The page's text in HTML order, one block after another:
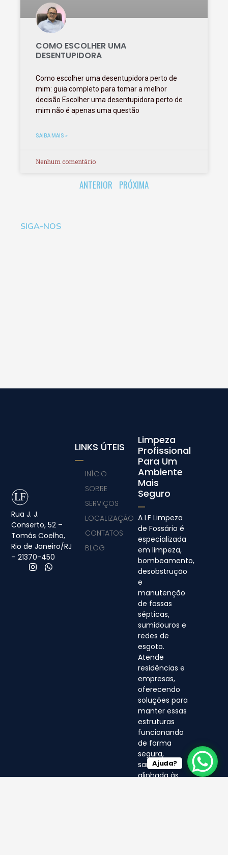
COMO ESCOLHER UMA
DESENTUPIDORA
Como escolher uma desentupidora perto de
mim: guia completo para tomar a melhor
decisão Escolher uma desentupidora perto de
mim não é apenas uma questão
SAIBA MAIS »
Nenhum comentário
ANTERIOR PRÓXIMA
SIGA-NOS
Rua J. J.
Conserto, 52 –
Tomás Coelho,
Rio de Janeiro/RJ
– 21370-450
Limpeza
Profissional
Para Um
Ambiente
Mais
Seguro
A LF Limpeza
de Fossário é
especializada
em limpeza,
bombeamento,
desobstrução
e
manutenção
de fossas
sépticas,
sumidouros e
redes de
esgoto.
Atende
residências e
empresas,
oferecendo
soluções para
manter essas
estruturas
funcionando
de forma
segura,
sanitária e
alinhada às
LINKS ÚTEIS
INÍCIO
SOBRE
SERVIÇOS
LOCALIZAÇÃO
CONTATOS
BLOG
Ajuda?